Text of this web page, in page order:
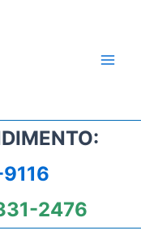
2476